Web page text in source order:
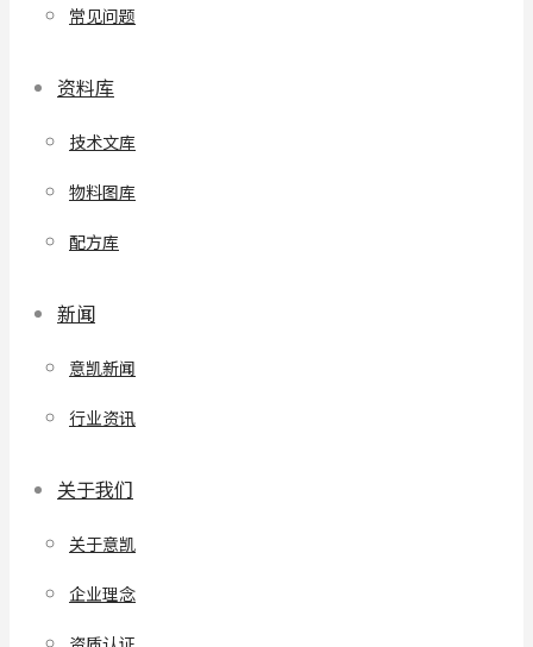
常见问题
资料库
技术文库
物料图库
配方库
新闻
意凯新闻
行业资讯
关于我们
关于意凯
企业理念